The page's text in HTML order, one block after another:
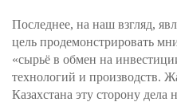
Последнее, на наш взгляд,
цель продемонстрировать
«сырьё в обмен на
технологий и производств.
Казахстана эту сторону дела